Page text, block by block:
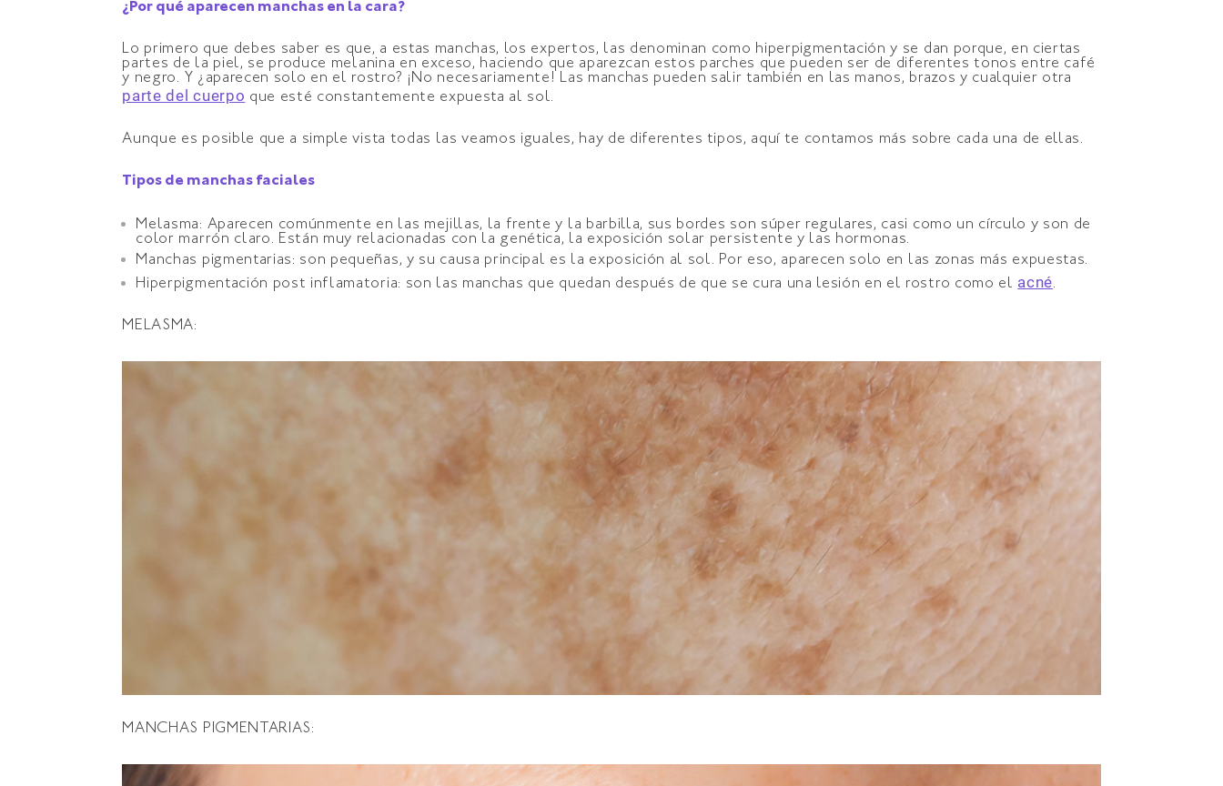
¿Por qué aparecen manchas en la cara?
Lo primero que debes saber es que, a estas manchas, los expertos, las denominan como hiperpigmentación y se dan porque, en ciertas
partes de la piel, se produce melanina en exceso, haciendo que aparezcan estos parches que pueden ser de diferentes tonos entre café
y negro. Y ¿aparecen solo en el rostro? ¡No necesariamente! Las manchas pueden salir también en las manos, brazos y cualquier otra
parte del cuerpo que esté constantemente expuesta al sol.
Aunque es posible que a simple vista todas las veamos iguales, hay de diferentes tipos, aquí te contamos más sobre cada una de ellas.
Tipos de manchas faciales
Melasma: Aparecen comúnmente en las mejillas, la frente y la barbilla, sus bordes son súper regulares, casi como un círculo y son de
color marrón claro. Están muy relacionadas con la genética, la exposición solar persistente y las hormonas.
Manchas pigmentarias: son pequeñas, y su causa principal es la exposición al sol. Por eso, aparecen solo en las zonas más expuestas.
Hiperpigmentación post inflamatoria: son las manchas que quedan después de que se cura una lesión en el rostro como el acné.
MELASMA:
MANCHAS PIGMENTARIAS: